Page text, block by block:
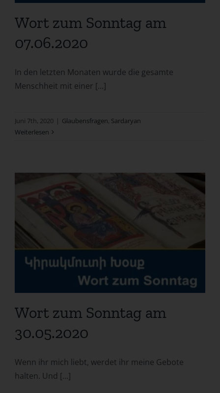
Wort zum Sonntag am
07.06.2020
In den letzten Monaten wurde die gesamte
Menschheit mit einer [...]
Juni 7th, 2020 | Glaubensfragen, Sardaryan
Weiterlesen
Wort zum Sonntag am
30.05.2020
Wenn ihr mich liebt, werdet ihr meine Gebote
halten. Und [...]